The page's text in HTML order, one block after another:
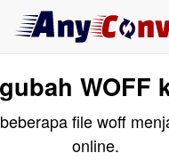
WOFF
file woff
online.